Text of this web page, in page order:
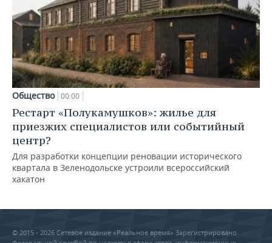
Общество 00:00
Рестарт «Полукамушков»: жилье для
приезжих специалистов или событийный
центр?
Для разработки концепции реновации исторического
квартала в Зеленодольске устроили всероссийский
хакатон
© 2015 - 2026 Сетевое издание «Реальное время» Зарегистрировано